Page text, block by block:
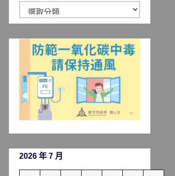
聞
分
2026 年 7 月